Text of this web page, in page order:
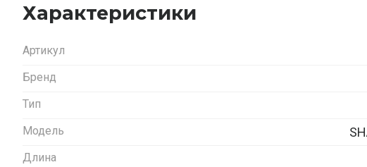
Характеристики
Артикул
Бренд
Тип
Модель
Длина